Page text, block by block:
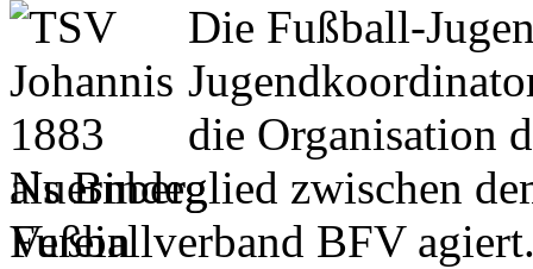
Die Fußball-
die Organisation
als Bindeglied zwischen
Fußballverband BFV